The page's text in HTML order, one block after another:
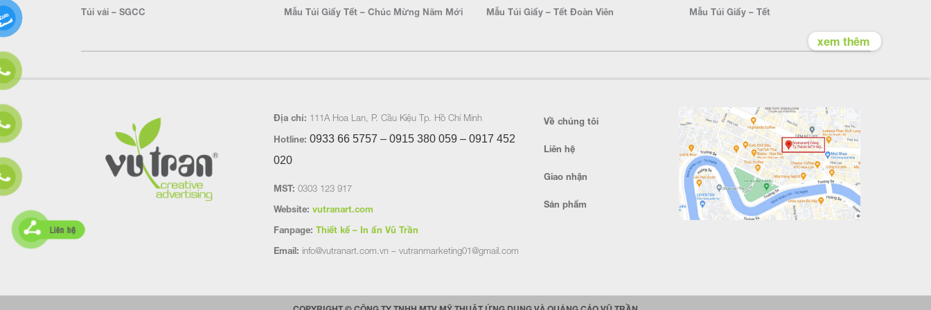
Túi vải – SGCC Mẫu Túi Giấy Tết – Chúc Mừng Năm Mới Mẫu Túi Giấy – Tết Đoàn Viên Mẫu Túi Giấy – Tết
xem thêm
Địa chỉ: 111A Hoa Lan, P. Cầu Kiệu Tp. Hồ Chí Minh
Hotline: 0933 66 5757 – 0915 380 059 – 0917 452
020
MST: 0303 123 917
Website: vutranart.com
Fanpage: Thiết kế – In ấn Vũ Trần
Email: info@vutranart.com.vn – vutranmarketing01@gmail.com
Về chúng tôi
Liên hệ
Giao nhận
Sản phẩm
Liên hệ